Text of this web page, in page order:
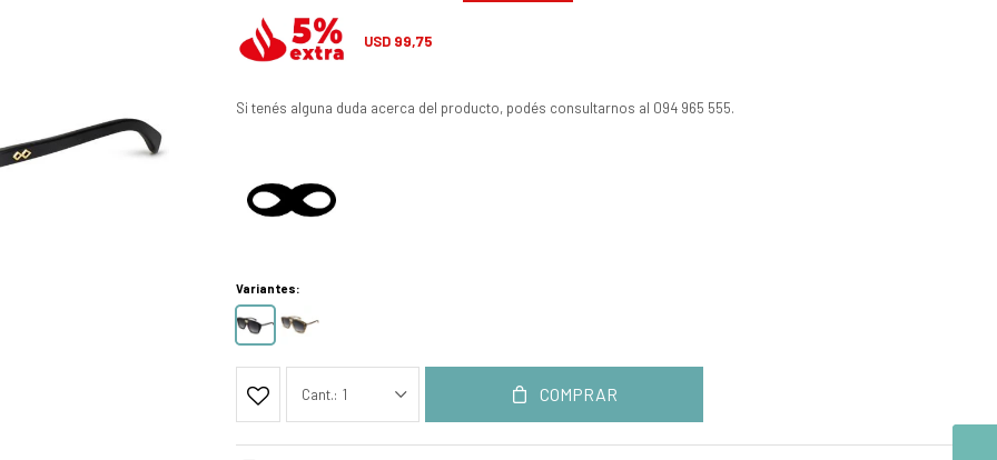
USD 99,75
Si tenés alguna duda acerca del producto, podés consultarnos al 094 965 555.
Variantes:
1 COMPRAR